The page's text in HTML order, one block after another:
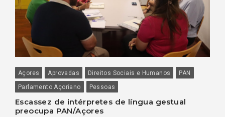
Açores Aprovadas Direitos Sociais e Humanos
PAN
Parlamento Açoriano
Pessoas
Escassez de intérpretes de língua gestual
preocupa PAN/Açores